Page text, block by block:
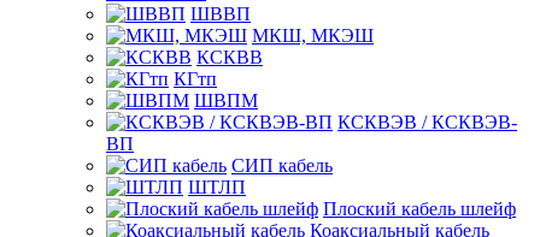
ШВВП
МКШ, МКЭШ
КСКВВ
КГтп
ШВПМ
КСКВЭВ / КСКВЭВ-
ВП
СИП кабель
ШТЛП
Плоский кабель шлейф
Коаксиальный кабель